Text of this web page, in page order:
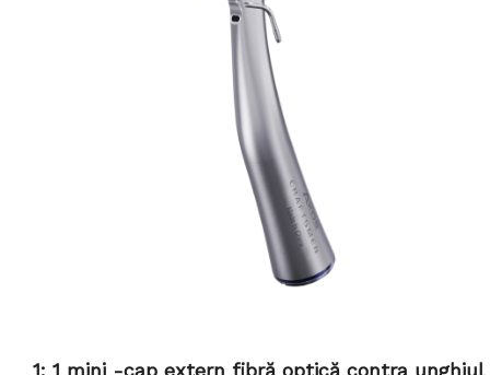
1: 1 mini -cap extern fibră optică contra unghiul